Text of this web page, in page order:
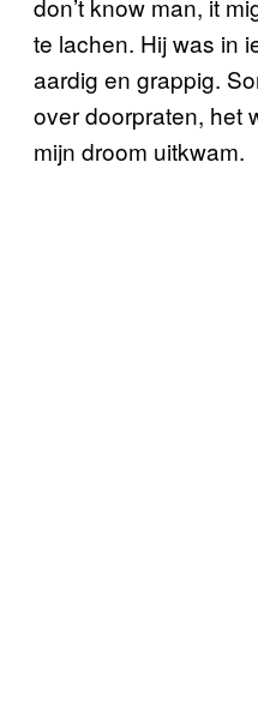
don’t know man, it
te lachen. Hij was in
aardig en grappig.
over doorpraten, het
mijn droom uitkwam.